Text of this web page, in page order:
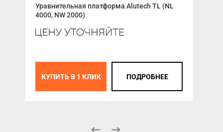
Уравнительная платформа Alutech TL (NL
4000, NW 2000)
КУПИТЬ В 1 КЛИК ПОДРОБНЕЕ